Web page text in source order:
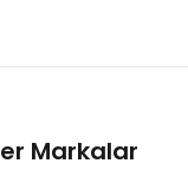
Markalar